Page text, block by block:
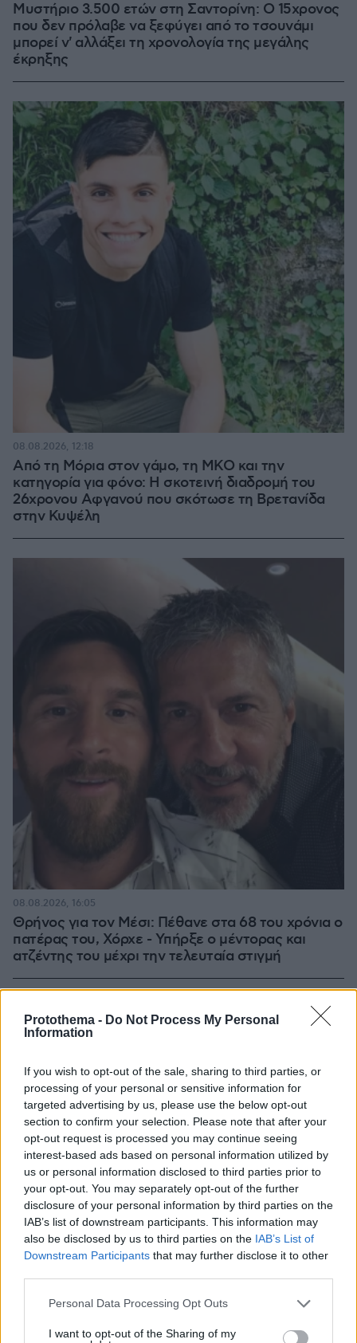
Protothema - Do Not Process My Personal
Information
If you wish to opt-out of the sale, sharing to third parties, or
processing of your personal or sensitive information for
targeted advertising by us, please use the below opt-out
section to confirm your selection. Please note that after your
opt-out request is processed you may continue seeing
interest-based ads based on personal information utilized by
us or personal information disclosed to third parties prior to
your opt-out. You may separately opt-out of the further
disclosure of your personal information by third parties on the
IAB’s list of downstream participants. This information may
also be disclosed by us to third parties on the IAB’s List of
Downstream Participants that may further disclose it to other
Please note that this website/app uses one or more Google
not limited to your visit or usage behaviour. You may click to
Personal Data Processing Opt Outs
I want to opt-out of the Sharing of my
Μυστήριο 3.500 ετών στη Σαντορίνη: Ο 15χρονος
που δεν πρόλαβε να ξεφύγει από το τσουνάμι
μπορεί ν' αλλάξει τη χρονολογία της μεγάλης
έκρηξης
Από τη Μόρια στον γάμο, τη ΜΚΟ και την
κατηγορία για φόνο: Η σκοτεινή διαδρομή του
26χρονου Αφγανού που σκότωσε τη Βρετανίδα
στην Κυψέλη
08.08.2026, 12:18
Θρήνος για τον Μέσι: Πέθανε στα 68 του χρόνια ο
πατέρας του, Χόρχε - Υπήρξε ο μέντορας και
ατζέντης του μέχρι την τελευταία στιγμή
08.08.2026, 16:05
Μπάιντεν: Ο πατέρας μου έχει
μεταστάσεις στα οστά - Έπινα 4 λίτρα
λεπτά
08.08.2026, 14:25 32
Τι έγραφαν οι ξένοι ανταποκριτές σε
τηλεγραφήματά τους από τη Μικρά
Ασία το 1921
08.08.2026, 10:26 92
Ανάλυση: Γιατί ο αρχηγός των
αμερικανικών Ενόπλων Δυνάμεων
ψάχνει απεμπλοκή από το Ιράν - Οι
φόβοι για μια νέα κλιμάκωση και οι